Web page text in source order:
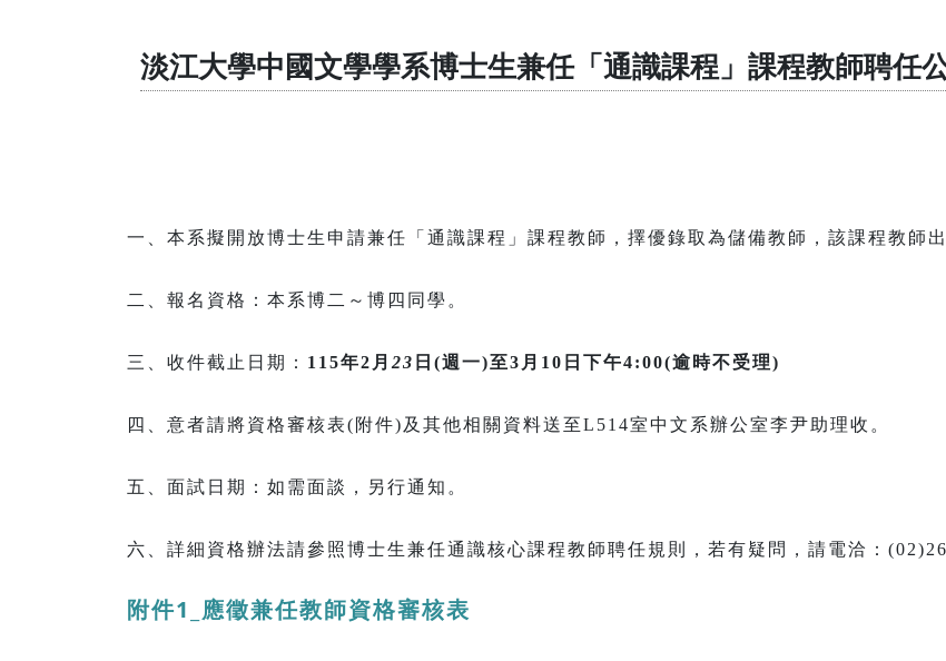
淡江大學中國文學學系博士生兼任「通識課程」課程教師聘任
一、本系擬開放博士生申請兼任「通識課程」課程教師，擇優錄取為儲備教師，該課程教師
二、報名資格：本系博二～博四同學。
三、收件截止日期： 115年2 月 23 日(週一)至3月10日下午4:00(逾時不受理)
四、意者請將資格審核表( 附件)及其他相關資料送至L514室中文系辦公室李尹助理收。
五、面試日期：如需面談，另行通知。
六、詳細資格辦法請參照博士生兼任通識核心課程教師聘任規則，若有疑問，請電洽：
附件1_應徵兼任教師資格審核表